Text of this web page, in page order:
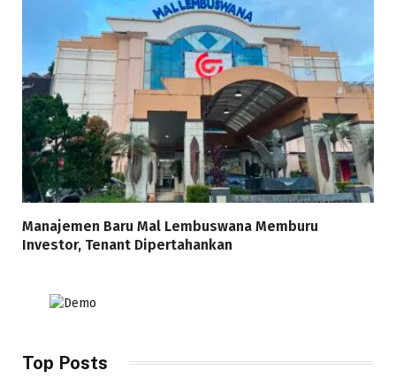
Manajemen Baru Mal Lembuswana Memburu
Investor, Tenant Dipertahankan
Top Posts